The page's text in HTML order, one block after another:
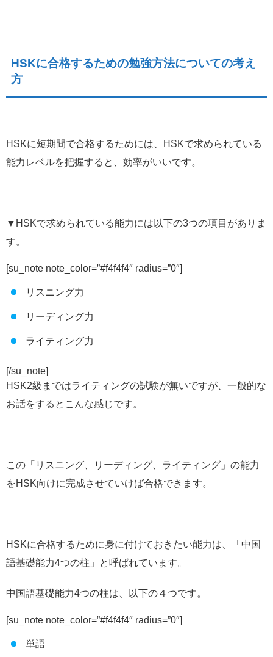
HSKに合格するための勉強方法についての考え
方
HSKに短期間で合格するためには、HSKで求められている
能力レベルを把握すると、効率がいいです。
▼HSKで求められている能力には以下の3つの項目がありま
す。
[su_note note_color=”#f4f4f4″ radius=”0″]
リスニング力
リーディング力
ライティング力
[/su_note]
HSK2級まではライティングの試験が無いですが、一般的な
お話をするとこんな感じです。
この「リスニング、リーディング、ライティング」の能力
をHSK向けに完成させていけば合格できます。
HSKに合格するために身に付けておきたい能力は、「中国
語基礎能力4つの柱」と呼ばれています。
中国語基礎能力4つの柱は、以下の４つです。
[su_note note_color=”#f4f4f4″ radius=”0″]
単語